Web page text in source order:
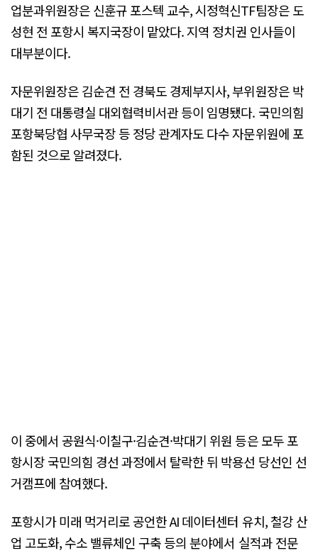
업분과위원장은 신훈규 포스텍 교수, 시정혁신TF팀장은 도
성현 전 포항시 복지국장이 맡았다. 지역 정치권 인사들이
대부분이다.
자문위원장은 김순견 전 경북도 경제부지사, 부위원장은 박
대기 전 대통령실 대외협력비서관 등이 임명됐다. 국민의힘
포항북당협 사무국장 등 정당 관계자도 다수 자문위원에 포
함된 것으로 알려졌다.
이 중에서 공원식·이칠구·김순견·박대기 위원 등은 모두 포
항시장 국민의힘 경선 과정에서 탈락한 뒤 박용선 당선인 선
거캠프에 참여했다.
포항시가 미래 먹거리로 공언한 AI 데이터센터 유치, 철강 산
업 고도화, 수소 밸류체인 구축 등의 분야에서 실적과 전문